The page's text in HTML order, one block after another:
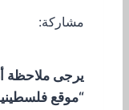
مشاركة:
يرجى ملاحظة
“موقع